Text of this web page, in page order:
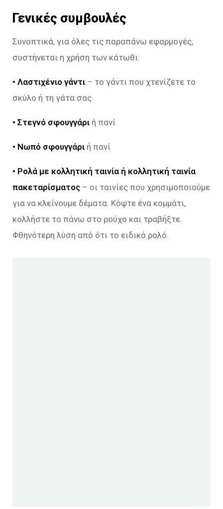
Γενικές συμβουλές
Συνοπτικά, για όλες τις παραπάνω εφαρμογές,
συστήνεται η χρήση των κάτωθι:
• Λαστιχένιο γάντι – το γάντι που χτενίζετε το
σκύλο ή τη γάτα σας.
• Στεγνό σφουγγάρι ή πανί
• Νωπό σφουγγάρι ή πανί
• Ρολά με κολλητική ταινία ή κολλητική ταινία
πακεταρίσματος – οι ταινίες που χρησιμοποιούμε
για να κλείνουμε δέματα. Κόψτε ένα κομμάτι,
κολλήστε το πάνω στο ρούχο και τραβήξτε.
Φθηνότερη λύση από ότι το ειδικό ρολό.